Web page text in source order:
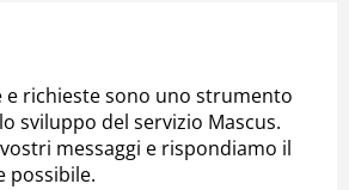
e richieste sono uno strumento
sviluppo del servizio Mascus.
messaggi e rispondiamo il
possibile.